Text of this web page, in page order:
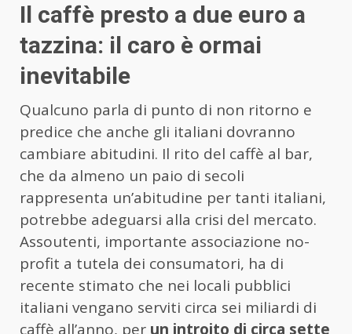
Il caffè presto a due euro a
tazzina: il caro è ormai
inevitabile
Qualcuno parla di punto di non ritorno e
predice che anche gli italiani dovranno
cambiare abitudini. Il rito del caffè al bar,
che da almeno un paio di secoli
rappresenta un’abitudine per tanti italiani,
potrebbe adeguarsi alla crisi del mercato.
Assoutenti, importante associazione no-
profit a tutela dei consumatori, ha di
recente stimato che nei locali pubblici
italiani vengano serviti circa sei miliardi di
caffè all’anno, per un introito di circa sette